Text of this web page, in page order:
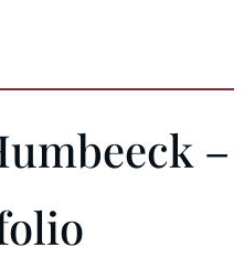
–